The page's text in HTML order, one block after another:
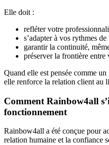
Elle doit :
refléter votre
s’adapter à vos rythmes
garantir la continuité,
préserver la frontière entre
Quand elle est pensée comme
elle renforce la relation client au
Comment Rainbow4all
fonctionnement
Rainbow4all a été conçue pour
relation humaine et la confiance